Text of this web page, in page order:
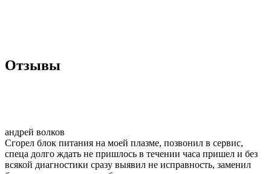
Отзывы
андрей волков
Сгорел блок питания на моей плазме, позвонил в сервис,
спеца долго ждать не пришлось в течении часа пришел и без
всякой диагностики сразу выявил не исправность, заменил